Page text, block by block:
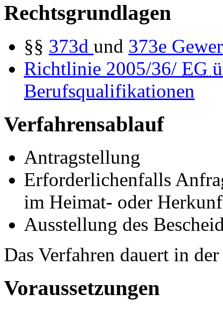
Rechtsgrundlagen
§§ 373d und 373e
Richtlinie 2005/36/ EG
Berufsqualifikationen
Verfahrensablauf
Antragstellung
Erforderlichenfalls
im Heimat- oder
Ausstellung des
Das Verfahren dauert in
Voraussetzungen